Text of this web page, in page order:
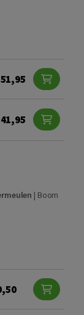
51,95
41,95
| Boom